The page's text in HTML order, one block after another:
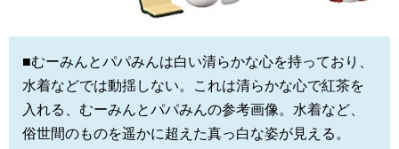
■むーみんとパパみんは白い清らかな心を持っており、
水着などでは動揺しない。これは清らかな心で紅茶を
入れる、むーみんとパパみんの参考画像。水着など、
俗世間のものを遥かに超えた真っ白な姿が見える。